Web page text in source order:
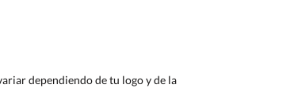
dependiendo de tu logo y de la